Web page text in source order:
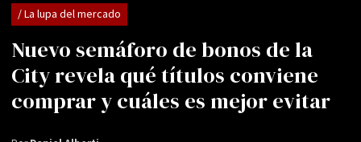
Nuevo semáforo de bonos de la
City revela qué títulos conviene
comprar y cuáles es mejor evitar
/ La lupa del mercado